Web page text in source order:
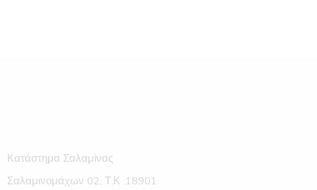
Κατάστημα Σαλαμίνας
Σαλαμινομάχων 02, Τ.Κ :18901